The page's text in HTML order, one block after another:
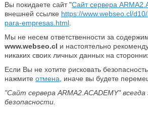
Вы покидаете сайт "Сайт сервера
внешней ссылке https://www.webseo.cl/
para-empresas.html.
Мы не несем ответственности за
www.webseo.cl и настоятельно
никаких своих личных данных на
Если Вы не хотите рисковать
нажмите отмена , иначе вы будете
"Сайт сервера ARMA2.ACADEMY"
безопасности.